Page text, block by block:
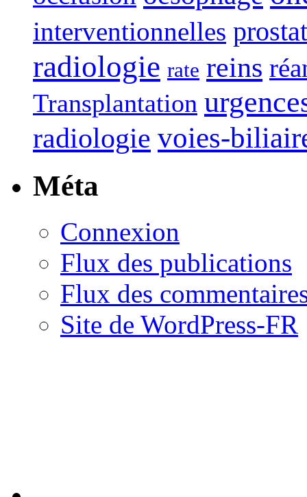
interventionnelles
radiologie rate reins
Transplantation
radiologie voies-
Méta
Connexion
Flux des publications
Flux des
Site de WordPress-FR